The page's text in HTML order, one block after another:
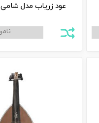
عود زریاب مدل شامی 1 گریف دار